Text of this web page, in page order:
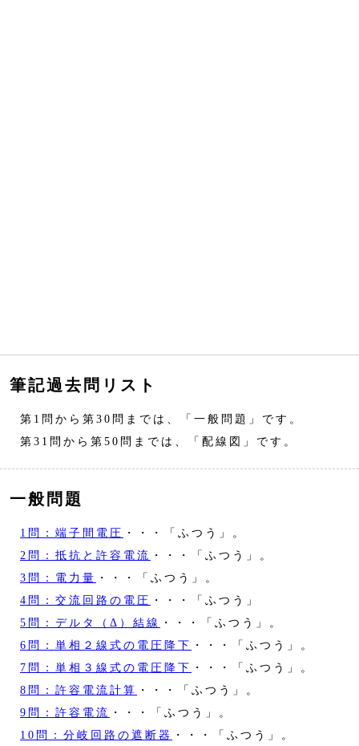
筆記過去問リスト
第1問から第30問までは、「一般問題」です。
第31問から第50問までは、「配線図」です。
一般問題
1問：端子間電圧 ・・・「ふつう」。
2問：抵抗と許容電流 ・・・「ふつう」。
3問：電力量 ・・・「ふつう」。
4問：交流回路の電圧 ・・・「ふつう」
5問：デルタ（Δ）結線
・・・「ふつう」。
6問：単相２線式の電圧降下 ・・・「ふつう」。
7問：単相３線式の電圧降下 ・・・「ふつう」。
8問：許容電流計算 ・・・「ふつう」。
9問：許容電流 ・・・「ふつう」。
10問：分岐回路の遮断器
・・・「ふつう」。